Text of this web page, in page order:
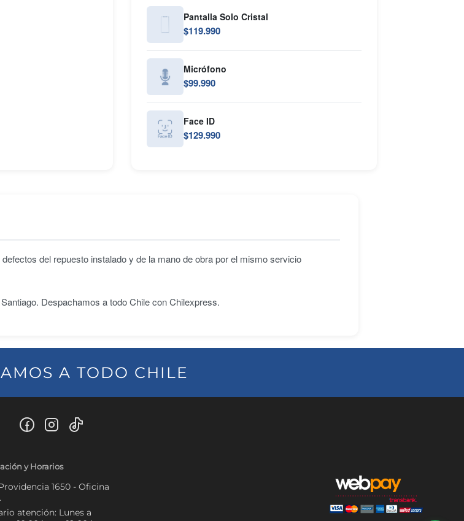
Pantalla Solo Cristal
$119.990
Micrófono
$99.990
Face ID
$129.990
defectos del repuesto instalado y de la mano de obra por el mismo servicio
Despachamos a todo Chile con Chilexpress.
A TODO CHILE
y Horarios
1650 - Oficina
atención: Lunes a